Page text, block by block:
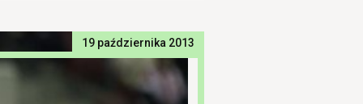
19 października 2013